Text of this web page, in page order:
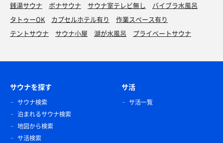
銭湯サウナ
ボナサウナ サウナ室テレビ無し
バイブラ水風呂
タトゥーOK
カプセルホテル有り
作業スペース有り
テントサウナ
サウナ小屋 湖が水風呂 プライベートサウナ
サウナを探す
サウナ検索
泊まれるサウナ検索
地図から検索
サ活検索
サ活
サ活一覧